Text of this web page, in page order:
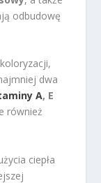
odbudowę
dwa
A, E
również
ciepła